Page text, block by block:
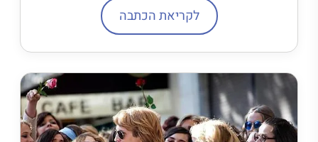
לקריאת הכתבה